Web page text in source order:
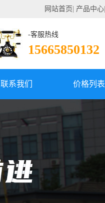
网站首页 产品中心
-客服热线
15665850132
联系我们 价格列表